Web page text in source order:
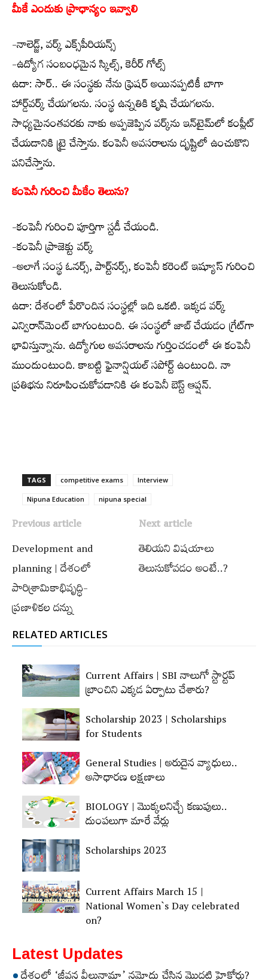
మీకే ఎందుకు ప్రాధాన్యం ఇవ్వాలి
-నాలెడ్జ్, వర్క్ ఎక్స్‌పీరియన్స్
-ఉద్యోగ సంబంధమైన స్కిల్స్, కెరీర్ గోల్స్
ఉదా: సార్.. ఈ సంస్థకు నేను ఫ్రెషర్ అయినప్పటికీ బాగా
హార్డ్‌వర్క్ చేయగలను. సంస్థ ఉన్నతికి కృషి చేయగలను.
సాధ్యమైనంతవరకు నాకు అప్పజెప్పిన వర్క్‌ను ఇన్‌టైమ్‌లో కంప్లీట్
చేయడానికి ట్రై చేస్తాను. కంపెనీ అవసరాలను దృష్టిలో ఉంచుకొని
పనిచేస్తాను.
కంపెనీ గురించి మీకేం తెలుసు?
-కంపెనీ గురించి పూర్తిగా స్టడీ చేయండి.
-కంపెనీ ప్రాజెక్టు వర్క్
-అలాగే సంస్థ ఓనర్స్, పార్ట్‌నర్స్, కంపెనీ కరెంట్ ఇష్యూస్ గురించి
తెలుసుకోండి.
ఉదా: దేశంలో పేరొందిన సంస్థల్లో ఇది ఒకటి. ఇక్కడ వర్క్
ఎన్విరాన్‌మెంట్ బాగుంటుంది. ఈ సంస్థలో జాబ్ చేయడం గ్రేట్‌గా
భావిస్తున్నాను. ఉద్యోగుల అవసరాలను గుర్తించడంలో ఈ కంపెనీ
ముందుంటుంది. కాబట్టి ఫైనాన్షియల్ సపోర్ట్ ఉంటుంది. నా
ప్రతిభను నిరూపించుకోవడానికి ఈ కంపెనీ బెస్ట్ ఆప్షన్.
TAGS competitive exams Interview
Nipuna Education nipuna special
Previous article
Development and
planning | దేశంలో
పారిశ్రామికాభివృద్ధి-
ప్రణాళికల దన్ను
Next article
తెలియని విషయాలు
తెలుసుకోవడం అంటే..?
RELATED ARTICLES
Current Affairs | SBI నాలుగో స్టార్టప్‌
బ్రాంచిని ఎక్కడ ఏర్పాటు చేశారు?
Scholarship 2023 | Scholarships
for Students
General Studies | అరుదైన వ్యాధులు..
అసాధారణ లక్షణాలు
BIOLOGY | మొక్కలనిచ్చే కణుపులు..
దుంపలుగా మారే వేర్లు
Scholarships 2023
Current Affairs March 15 |
National Women`s Day celebrated
on?
Latest Updates